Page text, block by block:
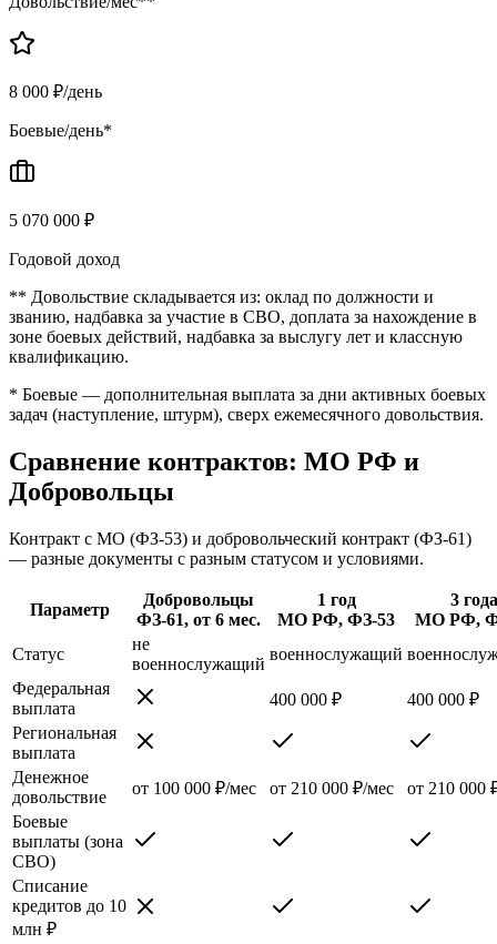
8 000 ₽/день
Боевые/день*
5 070 000 ₽
Годовой доход
** Довольствие складывается из: оклад по должности и
званию, надбавка за участие в СВО, доплата за нахождение в
зоне боевых действий, надбавка за выслугу лет и классную
квалификацию.
* Боевые — дополнительная выплата за дни активных боевых
задач (наступление, штурм), сверх ежемесячного довольствия.
Сравнение контрактов: МО РФ и
Добровольцы
Контракт с МО (ФЗ-53) и добровольческий контракт (ФЗ-61)
— разные документы с разным статусом и условиями.
Параметр
Добровольцы
ФЗ-61, от 6 мес.
1 год
МО РФ, ФЗ-53
3 года
МО РФ,
Статус
не
военнослужащий
военнослужащий
Федеральная
выплата
400 000 ₽
400 000 ₽
Региональная
выплата
Денежное
довольствие
от 100 000 ₽/мес от 210 000 ₽/мес
от 210 000
Боевые
выплаты (зона
СВО)
Списание
кредитов до 10
млн ₽